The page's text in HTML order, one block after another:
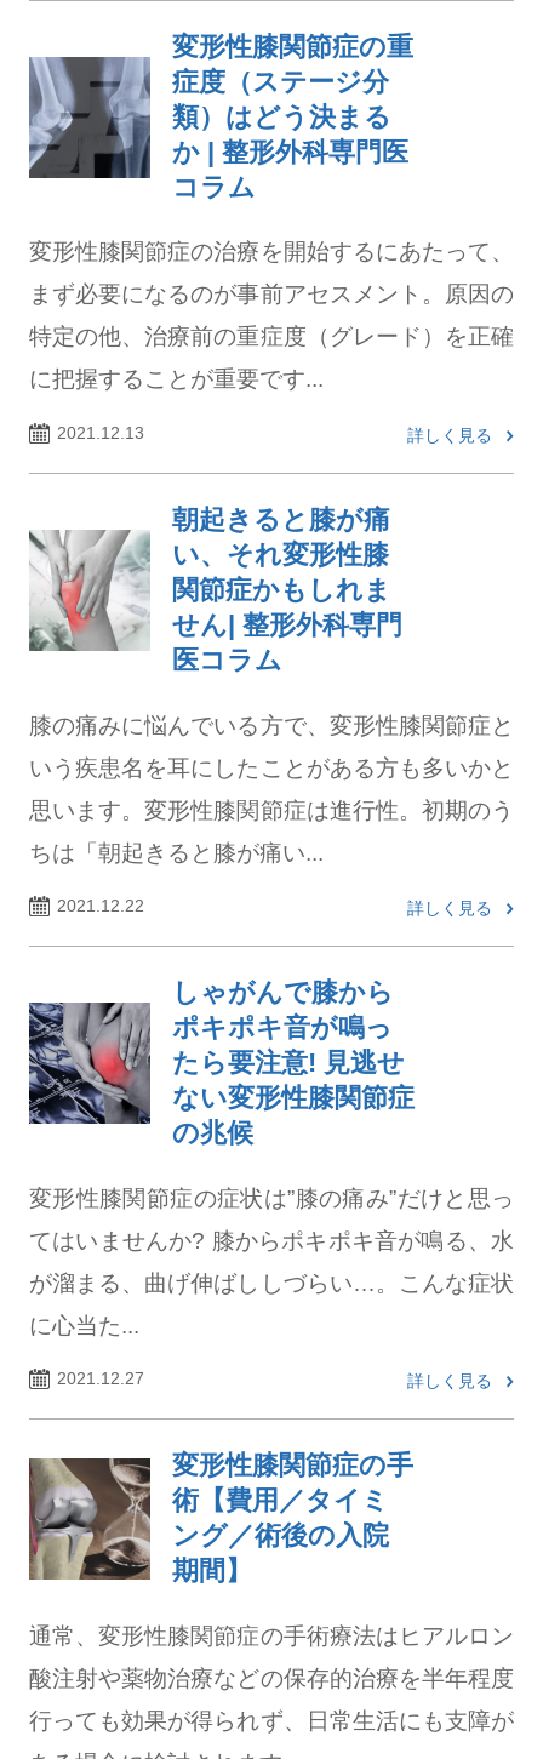
変形性膝関節症の重
症度（ステージ分
類）はどう決まる
か | 整形外科専門医
コラム
変形性膝関節症の治療を開始するにあたって、
まず必要になるのが事前アセスメント。原因の
特定の他、治療前の重症度（グレード）を正確
に把握することが重要です...
2021.12.13 詳しく見る
朝起きると膝が痛
い、それ変形性膝
関節症かもしれま
せん| 整形外科専門
医コラム
膝の痛みに悩んでいる方で、変形性膝関節症と
いう疾患名を耳にしたことがある方も多いかと
思います。変形性膝関節症は進行性。初期のう
ちは「朝起きると膝が痛い...
2021.12.22 詳しく見る
しゃがんで膝から
ポキポキ音が鳴っ
たら要注意! 見逃せ
ない変形性膝関節症
の兆候
変形性膝関節症の症状は”膝の痛み”だけと思っ
てはいませんか? 膝からポキポキ音が鳴る、水
が溜まる、曲げ伸ばししづらい…。こんな症状
に心当た...
2021.12.27 詳しく見る
変形性膝関節症の手
術【費用／タイミ
ング／術後の入院
期間】
通常、変形性膝関節症の手術療法はヒアルロン
酸注射や薬物治療などの保存的治療を半年程度
行っても効果が得られず、日常生活にも支障が